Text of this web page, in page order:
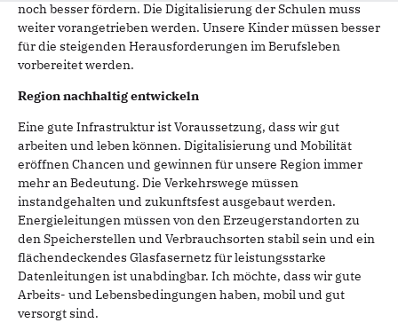
noch besser fördern. Die Digitalisierung der Schulen muss
weiter vorangetrieben werden. Unsere Kinder müssen besser
für die steigenden Herausforderungen im Berufsleben
vorbereitet werden.
Region nachhaltig entwickeln
Eine gute Infrastruktur ist Voraussetzung, dass wir gut
arbeiten und leben können. Digitalisierung und Mobilität
eröffnen Chancen und gewinnen für unsere Region immer
mehr an Bedeutung. Die Verkehrswege müssen
instandgehalten und zukunftsfest ausgebaut werden.
Energieleitungen müssen von den Erzeugerstandorten zu
den Speicherstellen und Verbrauchsorten stabil sein und ein
flächendeckendes Glasfasernetz für leistungsstarke
Datenleitungen ist unabdingbar. Ich möchte, dass wir gute
Arbeits- und Lebensbedingungen haben, mobil und gut
versorgt sind.